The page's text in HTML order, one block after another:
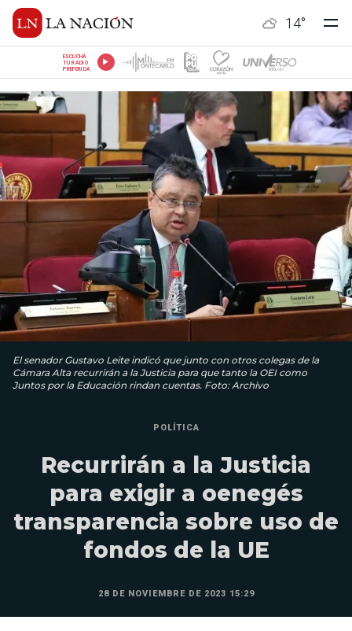
14°
ESCUCHÁ
TU RADIO
PREFERIDA
El senador Gustavo Leite indicó que junto con otros colegas de la
Cámara Alta recurrirán a la Justicia para que tanto la OEI como
Juntos por la Educación rindan cuentas. Foto: Archivo
POLÍTICA
Recurrirán a la Justicia
para exigir a oenegés
transparencia sobre uso de
fondos de la UE
28 DE NOVIEMBRE DE 2023 15:29